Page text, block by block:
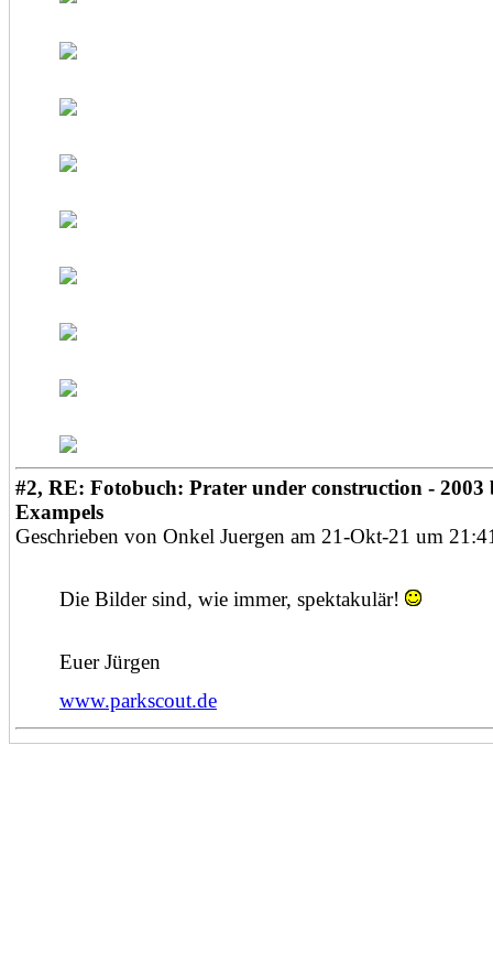
#2, RE: Fotobuch: Prater under construction - 2003
Exampels
Geschrieben von Onkel Juergen am 21-Okt-21 um
Die Bilder sind, wie immer, spektakulär!
Euer Jürgen
www.parkscout.de